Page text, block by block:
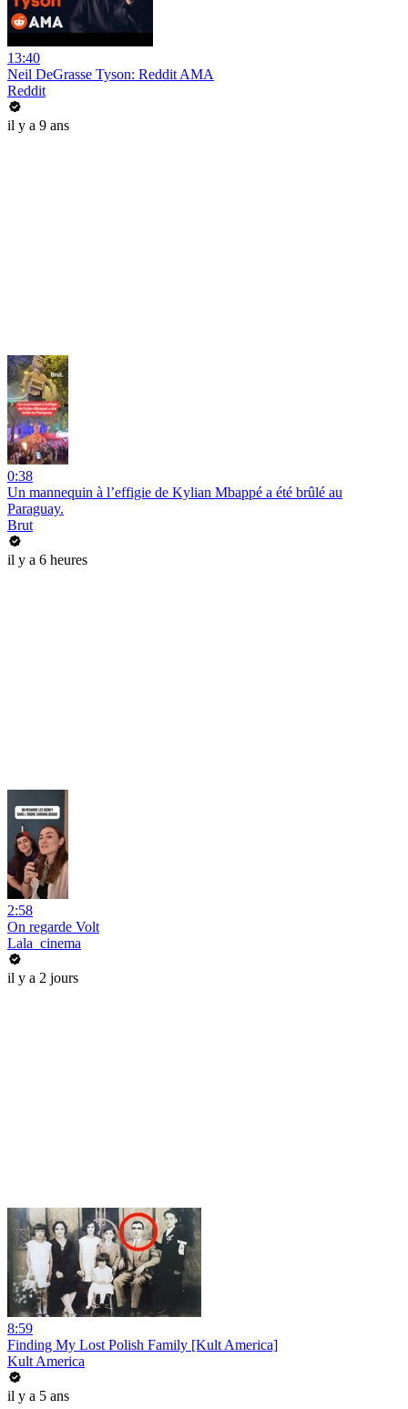
13:40
Neil DeGrasse Tyson: Reddit AMA
Reddit
il y a 9 ans
0:38
Un mannequin à l’effigie de Kylian Mbappé a été brûlé au
Paraguay.
Brut
il y a 6 heures
2:58
On regarde Volt
Lala_cinema
il y a 2 jours
8:59
Finding My Lost Polish Family [Kult America]
Kult America
il y a 5 ans